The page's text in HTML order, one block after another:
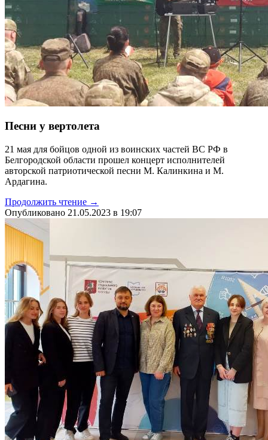
Песни у вертолета
21 мая для бойцов одной из воинских частей ВС РФ в
Белгородской области прошел концерт исполнителей
авторской патриотической песни М. Калинкина и М.
Ардагина.
Продолжить чтение →
Опубликовано 21.05.2023 в 19:07